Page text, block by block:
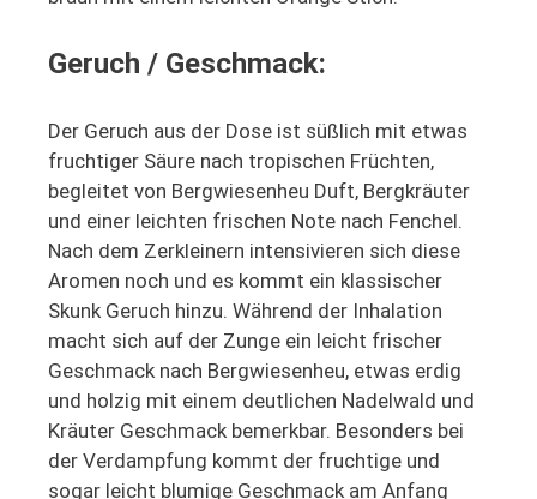
Geruch / Geschmack:
Der Geruch aus der Dose ist süßlich mit etwas
fruchtiger Säure nach tropischen Früchten,
begleitet von Bergwiesenheu Duft, Bergkräuter
und einer leichten frischen Note nach Fenchel.
Nach dem Zerkleinern intensivieren sich diese
Aromen noch und es kommt ein klassischer
Skunk Geruch hinzu. Während der Inhalation
macht sich auf der Zunge ein leicht frischer
Geschmack nach Bergwiesenheu, etwas erdig
und holzig mit einem deutlichen Nadelwald und
Kräuter Geschmack bemerkbar. Besonders bei
der Verdampfung kommt der fruchtige und
sogar leicht blumige Geschmack am Anfang